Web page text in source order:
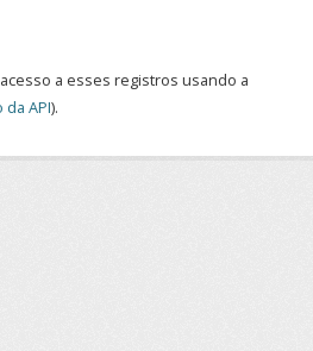
a esses registros usando a
API).